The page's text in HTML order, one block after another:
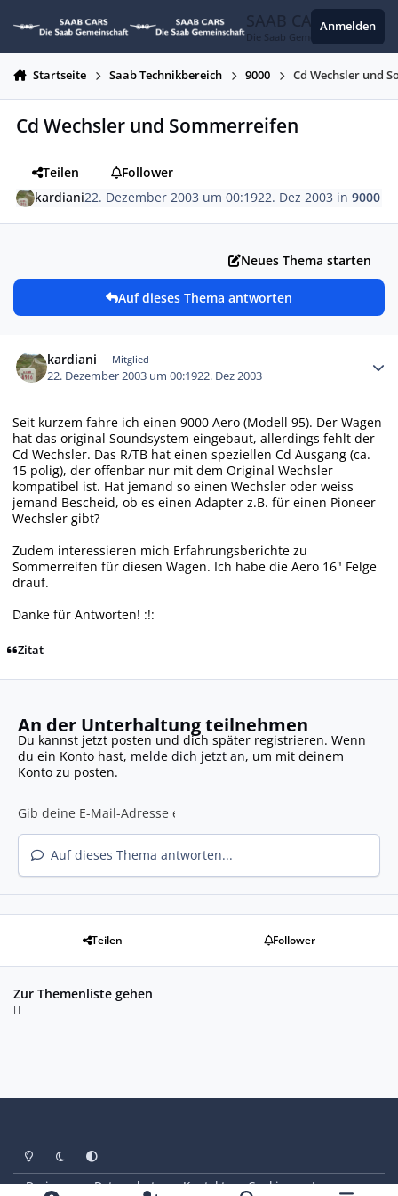
SAAB CARS
Die Saab Gemeinschaft
Anmelden
Startseite Saab Technikbereich 9000 Cd Wechsler und
Cd Wechsler und Sommerreifen
Teilen
Follower
kardiani22. Dezember 2003 um 00:1922. Dez 2003 in9000
Neues Thema starten
Auf dieses Thema antworten
kardiani Mitglied
22. Dezember 2003 um 00:1922. Dez 2003
Seit kurzem fahre ich einen 9000 Aero (Modell 95). Der Wagen
hat das original Soundsystem eingebaut, allerdings fehlt der
Cd Wechsler. Das R/TB hat einen speziellen Cd Ausgang (ca.
15 polig), der offenbar nur mit dem Original Wechsler
kompatibel ist. Hat jemand so einen Wechsler oder weiss
jemand Bescheid, ob es einen Adapter z.B. für einen Pioneer
Wechsler gibt?
Zudem interessieren mich Erfahrungsberichte zu
Sommerreifen für diesen Wagen. Ich habe die Aero 16" Felge
drauf.
Danke für Antworten! :!:
Zitat
An der Unterhaltung teilnehmen
Du kannst jetzt posten und dich später registrieren. Wenn
du ein Konto hast, melde dich jetzt an, um mit deinem
Konto zu posten.
Auf dieses Thema antworten...
Teilen Follower
Zur Themenliste gehen
Heller ModusDunkler Modus
Systemeinstellung
Design Datenschutz Kontakt Cookies Impressum